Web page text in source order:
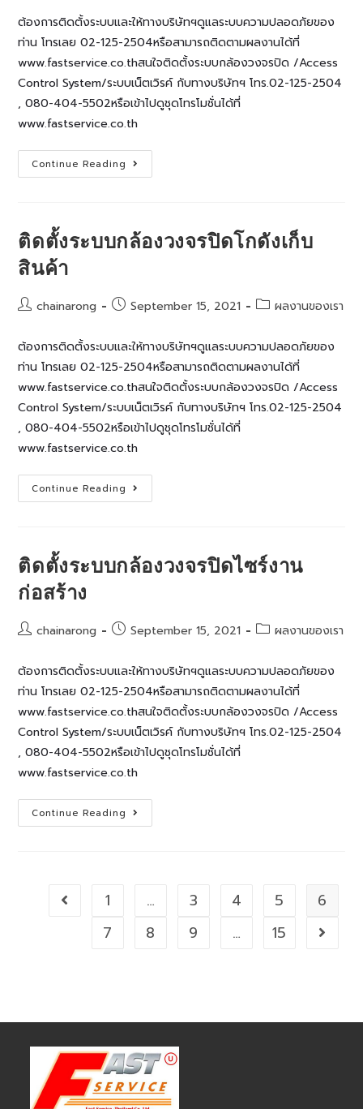
ต้องการติดตั้งระบบและให้ทางบริษัทฯดูแลระบบความปลอดภัยของ
ท่าน โทรเลย 02-125-2504หรือสามารถติดตามผลงานได้ที่
www.fastservice.co.thสนใจติดตั้งระบบกล้องวงจรปิด /Access
Control System/ระบบเน็ตเวิรค์ กับทางบริษัทฯ โทร.02-125-2504
, 080-404-5502หรือเข้าไปดูชุดโทรโมชั่นได้ที่
www.fastservice.co.th
Continue Reading ติด
ตั้ง
อาศัย
ติดตั้งระบบกล้องวงจรปิดโกดังเก็บ
สินค้า
Postchainarong
PostSeptember 15, 2021
Postผลงานของเรา
ต้องการติดตั้งระบบและให้ทางบริษัทฯดูแลระบบความปลอดภัยของ
ท่าน โทรเลย 02-125-2504หรือสามารถติดตามผลงานได้ที่
www.fastservice.co.thสนใจติดตั้งระบบกล้องวงจรปิด /Access
Control System/ระบบเน็ตเวิรค์ กับทางบริษัทฯ โทร.02-125-2504
, 080-404-5502หรือเข้าไปดูชุดโทรโมชั่นได้ที่
www.fastservice.co.th
Continue Reading ติด
ตั้ง
เก็บ
สินค้า
ติดตั้งระบบกล้องวงจรปิดไซร์งาน
ก่อสร้าง
Postchainarong
PostSeptember 15, 2021
Postผลงานของเรา
ต้องการติดตั้งระบบและให้ทางบริษัทฯดูแลระบบความปลอดภัยของ
ท่าน โทรเลย 02-125-2504หรือสามารถติดตามผลงานได้ที่
www.fastservice.co.thสนใจติดตั้งระบบกล้องวงจรปิด /Access
Control System/ระบบเน็ตเวิรค์ กับทางบริษัทฯ โทร.02-125-2504
, 080-404-5502หรือเข้าไปดูชุดโทรโมชั่นได้ที่
www.fastservice.co.th
Continue Reading ติด
ตั้ง
ก่อสร้าง
Go to the previous page
1 … 3 4 5
6
7
8 9 … 15 Go to